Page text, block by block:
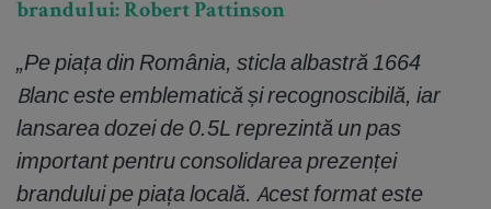
brandului: Robert Pattinson
„Pe piața din România, sticla albastră 1664
Blanc este emblematică și recognoscibilă, iar
lansarea dozei de 0.5L reprezintă un pas
important pentru consolidarea prezenței
brandului pe piața locală. Acest format este